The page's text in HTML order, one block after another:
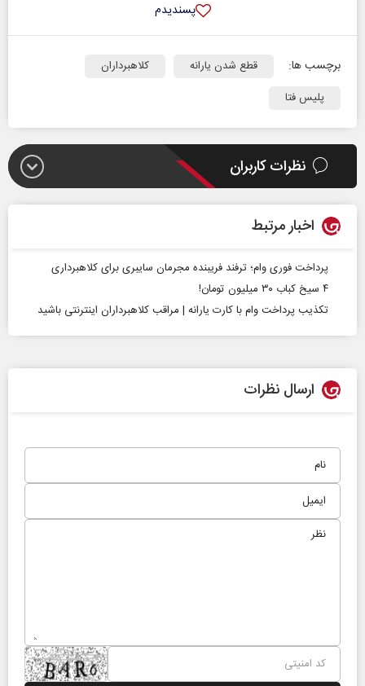
پسندیدم
برچسب ها: قطع شدن یارانه
کلاهبرداران
پلیس فتا
نظرات کاربران
اخبار مرتبط
پرداخت فوری وام‌؛ ترفند فریبنده مجرمان سایبری برای کلاهبرداری
۴ سیخ کباب ۳۰ میلیون تومان!
تکذیب پرداخت وام با کارت یارانه | مراقب کلاهبرداران اینترنتی باشید
ارسال نظرات